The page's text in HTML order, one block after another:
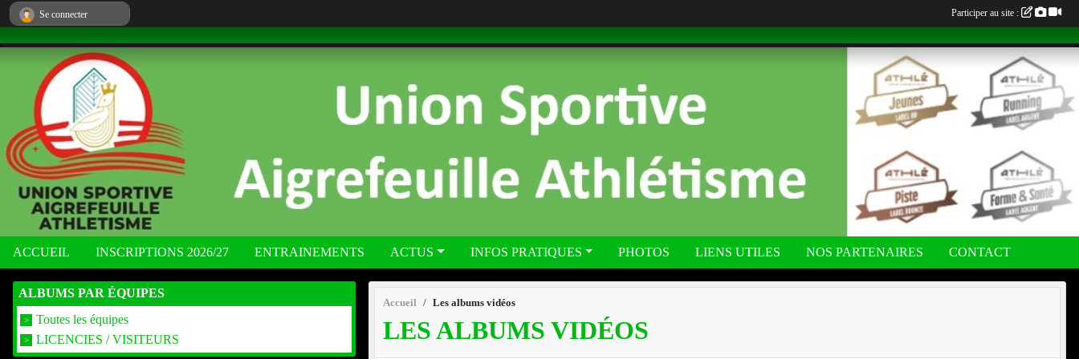
ACCUEIL INSCRIPTIONS 2026/27 ENTRAINEMENTS ACTUS INFOS PRATIQUES PHOTOS LIENS UTILES NOS PARTENAIRES CONTACT
Accueil Les albums vidéos
LES ALBUMS VIDÉOS
ALBUMS PAR ÉQUIPES
Toutes les équipes
LICENCIES / VISITEURS
Se connecter Participer au site :
Panneau de gestion des cookies